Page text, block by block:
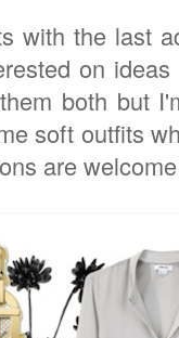
with the last
on
both but
soft outfits
are